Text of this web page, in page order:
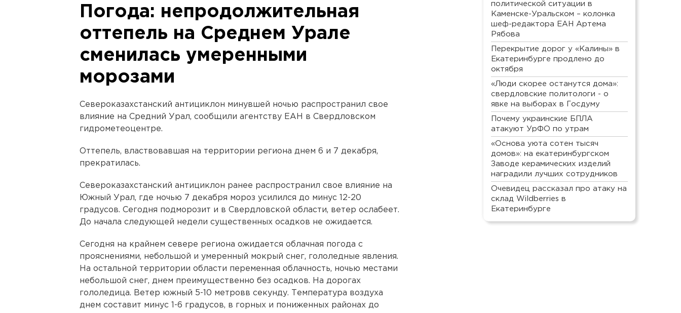
Погода: непродолжительная
оттепель на Среднем Урале
сменилась умеренными
морозами
Североказахстанский антициклон минувшей ночью распространил свое
влияние на Средний Урал, сообщили агентству ЕАН в Свердловском
гидрометеоцентре.
Оттепель, властвовавшая на территории региона днем 6 и 7 декабря,
прекратилась.
Североказахстанский антициклон ранее распространил свое влияние на
Южный Урал, где ночью 7 декабря мороз усилился до минус 12-20
градусов. Сегодня подморозит и в Свердловской области, ветер ослабеет.
До начала следующей недели существенных осадков не ожидается.
Сегодня на крайнем севере региона ожидается облачная погода с
прояснениями, небольшой и умеренный мокрый снег, гололедные явления.
На остальной территории области переменная облачность, ночью местами
небольшой снег, днем преимущественно без осадков. На дорогах
гололедица. Ветер южный 5-10 метровв секунду. Температура воздуха
днем составит минус 1-6 градусов, в горных и пониженных районах до
политической ситуации в
Каменске-Уральском – колонка
шеф-редактора ЕАН Артема
Рябова
Перекрытие дорог у «Калины» в
Екатеринбурге продлено до
октября
«Люди скорее останутся дома»:
свердловские политологи - о
явке на выборах в Госдуму
Почему украинские БПЛА
атакуют УрФО по утрам
«Основа уюта сотен тысяч
домов»: на екатеринбургском
Заводе керамических изделий
наградили лучших сотрудников
Очевидец рассказал про атаку на
склад Wildberries в
Екатеринбурге